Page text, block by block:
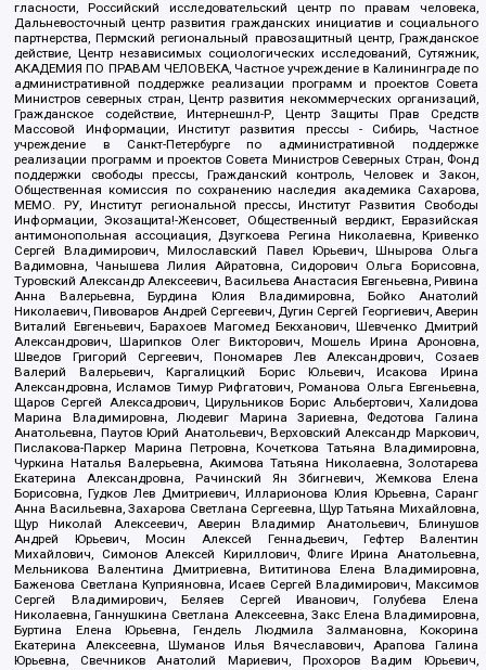
гласности, Российский исследовательский центр по правам человека,
Дальневосточный центр развития гражданских инициатив и социального
партнерства, Пермский региональный правозащитный центр, Гражданское
действие, Центр независимых социологических исследований, Сутяжник,
АКАДЕМИЯ ПО ПРАВАМ ЧЕЛОВЕКА, Частное учреждение в Калининграде по
административной поддержке реализации программ и проектов Совета
Министров северных стран, Центр развития некоммерческих организаций,
Гражданское содействие, Интернешнл-Р, Центр Защиты Прав Средств
Массовой Информации, Институт развития прессы - Сибирь, Частное
учреждение в Санкт-Петербурге по административной поддержке
реализации программ и проектов Совета Министров Северных Стран, Фонд
поддержки свободы прессы, Гражданский контроль, Человек и Закон,
Общественная комиссия по сохранению наследия академика Сахарова,
МЕМО. РУ, Институт региональной прессы, Институт Развития Свободы
Информации, Экозащита!-Женсовет, Общественный вердикт, Евразийская
антимонопольная ассоциация, Дзугкоева Регина Николаевна, Кривенко
Сергей Владимирович, Милославский Павел Юрьевич, Шнырова Ольга
Вадимовна, Чанышева Лилия Айратовна, Сидорович Ольга Борисовна,
Туровский Александр Алексеевич, Васильева Анастасия Евгеньевна, Ривина
Анна Валерьевна, Бурдина Юлия Владимировна, Бойко Анатолий
Николаевич, Пивоваров Андрей Сергеевич, Дугин Сергей Георгиевич, Аверин
Виталий Евгеньевич, Барахоев Магомед Бекханович, Шевченко Дмитрий
Александрович, Шарипков Олег Викторович, Мошель Ирина Ароновна,
Шведов Григорий Сергеевич, Пономарев Лев Александрович, Созаев
Валерий Валерьевич, Каргалицкий Борис Юльевич, Исакова Ирина
Александровна, Исламов Тимур Рифгатович, Романова Ольга Евгеньевна,
Щаров Сергей Алексадрович, Цирульников Борис Альбертович, Халидова
Марина Владимировна, Людевиг Марина Зариевна, Федотова Галина
Анатольевна, Паутов Юрий Анатольевич, Верховский Александр Маркович,
Пислакова-Паркер Марина Петровна, Кочеткова Татьяна Владимировна,
Чуркина Наталья Валерьевна, Акимова Татьяна Николаевна, Золотарева
Екатерина Александровна, Рачинский Ян Збигневич, Жемкова Елена
Борисовна, Гудков Лев Дмитриевич, Илларионова Юлия Юрьевна, Саранг
Анна Васильевна, Захарова Светлана Сергеевна, Щур Татьяна Михайловна,
Щур Николай Алексеевич, Аверин Владимир Анатольевич, Блинушов
Андрей Юрьевич, Мосин Алексей Геннадьевич, Гефтер Валентин
Михайлович, Симонов Алексей Кириллович, Флиге Ирина Анатольевна,
Мельникова Валентина Дмитриевна, Вититинова Елена Владимировна,
Баженова Светлана Куприяновна, Исаев Сергей Владимирович, Максимов
Сергей Владимирович, Беляев Сергей Иванович, Голубева Елена
Николаевна, Ганнушкина Светлана Алексеевна, Закс Елена Владимировна,
Буртина Елена Юрьевна, Гендель Людмила Залмановна, Кокорина
Екатерина Алексеевна, Шуманов Илья Вячеславович, Арапова Галина
Юрьевна, Свечников Анатолий Мариевич, Прохоров Вадим Юрьевич,